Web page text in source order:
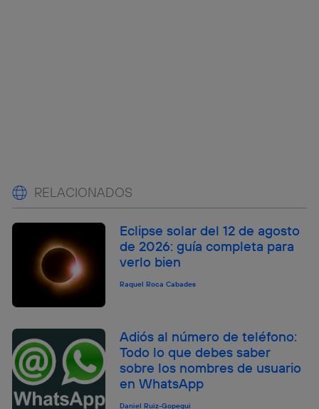
RELACIONADOS
Eclipse solar del 12 de agosto
de 2026: guía completa para
verlo bien
Raquel Roca Cabades
Adiós al número de teléfono:
Todo lo que debes saber
sobre los nombres de usuario
en WhatsApp
Daniel Ruiz-Gopegui